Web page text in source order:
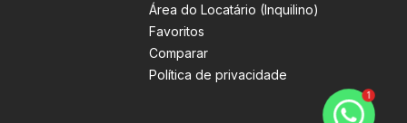
Área do Locatário (Inquilino)
Favoritos
Comparar
Política de privacidade
1